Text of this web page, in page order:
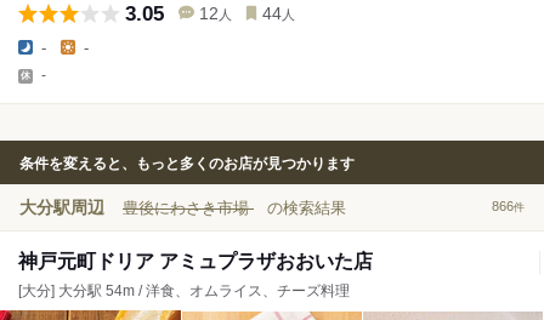
3.05 12 人 44 人
- -
-
条件を変えると、もっと多くのお店が見つかります
大分駅周辺 豊後にわさき市場 の検索結果 866件
神戸元町ドリア アミュプラザおおいた店
[大分] 大分駅 54m / 洋食、オムライス、チーズ料理